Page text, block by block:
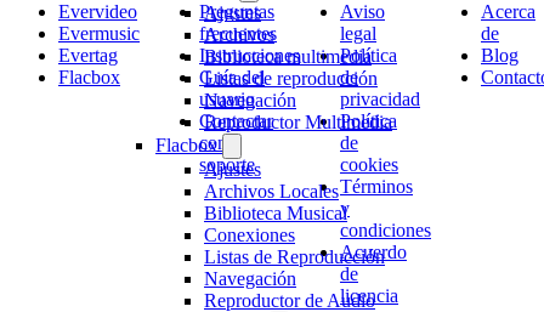
Ajustes
Archivos
Biblioteca multimedia
Listas de reproducción
Navegación
Reproductor Multimedia
Flacbox
Ajustes
Archivos Locales
Biblioteca Musical
Conexiones
Listas de Reproducción
Navegación
Reproductor de Audio
Evervideo
Evermusic
Evertag
Flacbox
Preguntas
frecuentes
Instrucciones
Guía del
usuario
Contactar
con
soporte
Aviso
legal
Política
de
privacidad
Política
de
cookies
Términos
y
condiciones
Acuerdo
de
licencia
Acerca
de
Blog